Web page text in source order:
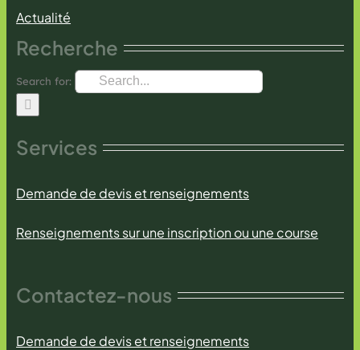
Actualité
Recherche
Search for:
Services
Demande de devis et renseignements
Renseignements sur une inscription ou une course
Contactez-nous
Demande de devis et renseignements